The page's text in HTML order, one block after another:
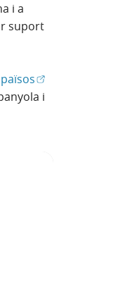
i a
suport
(Obre en finestra
i